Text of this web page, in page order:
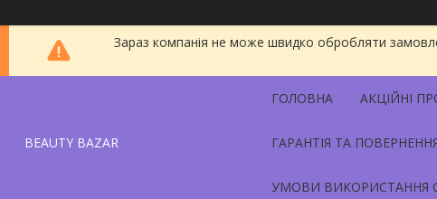
Зараз компанія не може швидко обробляти
BEAUTY BAZAR
ГОЛОВНА АКЦІЙНІ
ГАРАНТІЯ ТА
УМОВИ ВИКОРИСТАННЯ